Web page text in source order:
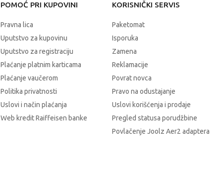
POMOĆ PRI KUPOVINI
Pravna lica
Uputstvo za kupovinu
Uputstvo za registraciju
Plaćanje platnim karticama
Plaćanje vaučerom
Politika privatnosti
Uslovi i način plaćanja
Web kredit Raiffeisen banke
KORISNIČKI SERVIS
Paketomat
Isporuka
Zamena
Reklamacije
Povrat novca
Pravo na odustajanje
Uslovi korišćenja i prodaje
Pregled statusa porudžbine
Povlačenje Joolz Aer2 adaptera